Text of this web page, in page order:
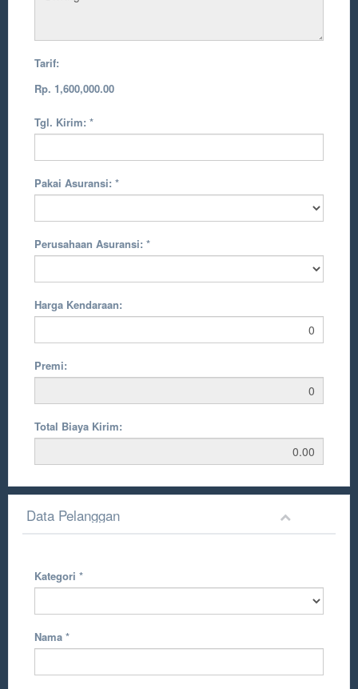
Tarif:
Rp. 1,600,000.00
Tgl. Kirim: *
Pakai Asuransi: *
Perusahaan Asuransi: *
Harga Kendaraan:
Premi:
Total Biaya Kirim:
Data Pelanggan
Kategori *
Nama *